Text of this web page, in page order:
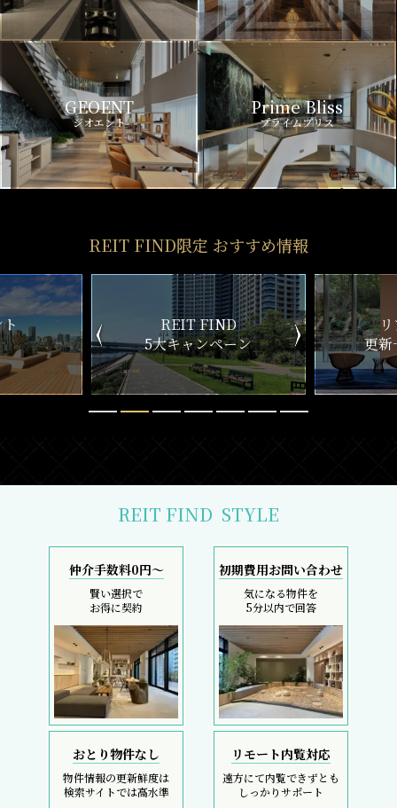
GEOENT
ジオエント
Prime Bliss
プライムブリス
REIT FIND限定 おすすめ情報
FIND
ャンペーン
リアルタイム
更新一覧チェック
REIT FIND STYLE
仲介手数料0円～
賢い選択で
お得に契約
初期費用お問い合わせ
気になる物件を
5分以内で回答
おとり物件なし
物件情報の更新鮮度は
検索サイトでは高水準
リモート内覧対応
遠方にて内覧できずとも
しっかりサポート